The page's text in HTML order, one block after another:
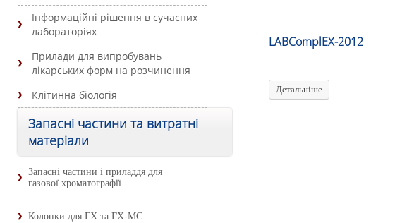
LABComplEX-2012
Детальніше
Інформаційні рішення в сучасних
лабораторіях
Прилади для випробувань
лікарських форм на розчинення
Клітинна біологія
Запасні частини та витратні
матеріали
Запасні частини і приладдя для
газової хроматографії
Колонки для ГХ та ГХ-МС